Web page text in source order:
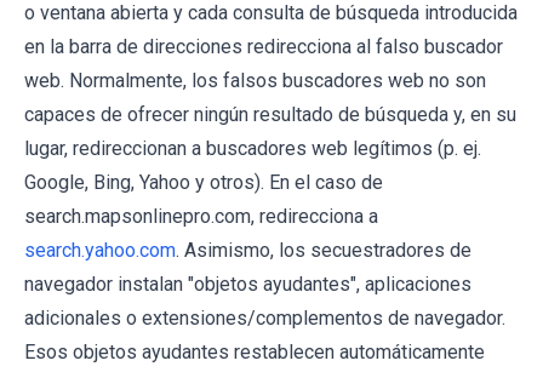
o ventana abierta y cada consulta de búsqueda introducida
en la barra de direcciones redirecciona al falso buscador
web. Normalmente, los falsos buscadores web no son
capaces de ofrecer ningún resultado de búsqueda y, en su
lugar, redireccionan a buscadores web legítimos (p. ej.
Google, Bing, Yahoo y otros). En el caso de
search.mapsonlinepro.com, redirecciona a
search.yahoo.com. Asimismo, los secuestradores de
navegador instalan "objetos ayudantes", aplicaciones
adicionales o extensiones/complementos de navegador.
Esos objetos ayudantes restablecen automáticamente